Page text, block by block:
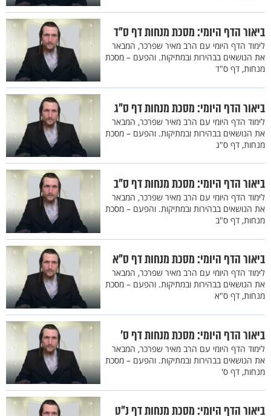
ביאור הדף היומי: מסכת מנחות דף ס"ד
לימוד הדף היומי עם הרב מאיר שפרכר, המבאר
את הנושאים בבהירות ובמתיקות. והפעם – מסכת
מנחות, דף ס"ד
ביאור הדף היומי: מסכת מנחות דף ס"ג
לימוד הדף היומי עם הרב מאיר שפרכר, המבאר
את הנושאים בבהירות ובמתיקות. והפעם – מסכת
מנחות, דף ס"ג
ביאור הדף היומי: מסכת מנחות דף ס"ב
לימוד הדף היומי עם הרב מאיר שפרכר, המבאר
את הנושאים בבהירות ובמתיקות. והפעם – מסכת
מנחות, דף ס"ב
ביאור הדף היומי: מסכת מנחות דף ס"א
לימוד הדף היומי עם הרב מאיר שפרכר, המבאר
את הנושאים בבהירות ובמתיקות. והפעם – מסכת
מנחות, דף ס"א
ביאור הדף היומי: מסכת מנחות דף ס’
לימוד הדף היומי עם הרב מאיר שפרכר, המבאר
את הנושאים בבהירות ובמתיקות. והפעם – מסכת
מנחות, דף ס'
ביאור הדף היומי: מסכת מנחות דף נ"ט